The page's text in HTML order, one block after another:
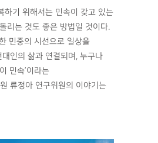
하기 위해서는 민속이 갖고 있는
리는 것도 좋은 방법일 것이다.
민중의 시선으로 일상을
인의 삶과 연결되며, 누구나
민속’이라는
류정아 연구위원의 이야기는